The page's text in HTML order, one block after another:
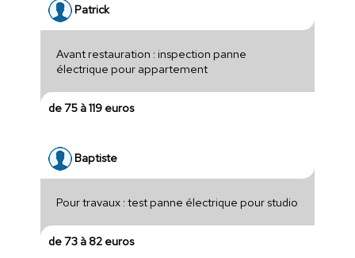
Patrick
Avant restauration : inspection panne
électrique pour appartement
de 75 à 119 euros
Baptiste
Pour travaux : test panne électrique pour studio
de 73 à 82 euros